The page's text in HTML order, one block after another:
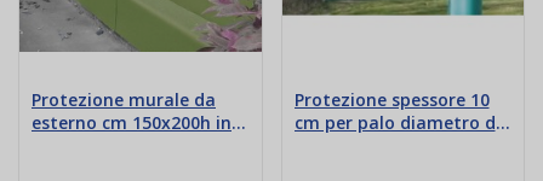
Protezione murale da
esterno cm 150x200h in
Protezione spessore 10
cm per palo diametro da